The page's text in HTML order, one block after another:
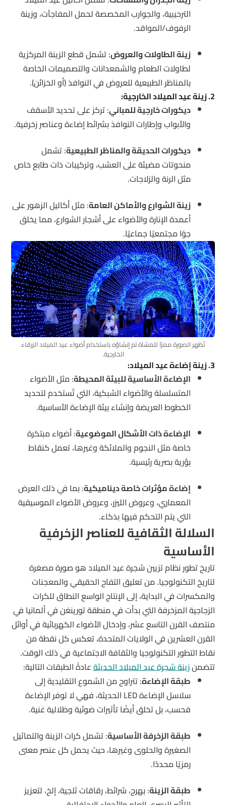
الترحيبية، والجوارب المخصصة لحمل المفاجآت، وزينة
الرفوف/المواقد.
زينة الطاولات والعروض: تشمل قطع الزينة المركزية
لطاولات الطعام والشمعدانات والتصميمات الخاصة
بالمناظر الطبيعية للعروض في النوافذ (أو الخزائن).
2. زينة عيد الميلاد الخارجية:
ديكورات خارجية للمباني: تركز على تحديد الأسقف
والأبواب وإطارات النوافذ بشرائط إضاءة وعناصر زخرفية.
ديكورات الحديقة والمناظر الطبيعية: تشمل
منحوتات مضيئة على العشب، وتركيبات ذات طابع خاص
مثل الرنة والزلاجات.
زينة الشوارع والأماكن العامة: مثل أكاليل الزهور على
أعمدة الإنارة والأضواء على أشجار الشوارع، مما يخلق
جوًا مجتمعيًا جماعيًا.
تُظهر الصورة ممرًا للمشاة تم إنشاؤه باستخدام أضواء عيد الميلاد الزرقاء
الخارجية.
3. زينة إضاءة عيد الميلاد:
الإضاءة الأساسية للبيئة المحيطة: مثل الأضواء
المتسلسلة والأضواء الشبكية، التي تُستخدم لتحديد
الخطوط العريضة وإنشاء بيئة الإضاءة الأساسية.
الإضاءة ذات الأشكال الموضوعية: أضواء مبتكرة
خاصة مثل النجوم والملائكة وغيرها، تعمل كنقاط
بؤرية بصرية رئيسية.
إضاءة مؤثرات خاصة ديناميكية: بما في ذلك العرض
المعماري، وعروض الليزر، وعروض الأضواء الموسيقية
التي يتم التحكم فيها بذكاء.
السلالة الثقافية للعناصر الزخرفية
الأساسية
تاريخ تطور نظام تزيين شجرة عيد الميلاد هو صورة مصغرة
لتاريخ التكنولوجيا. من تعليق التفاح الحقيقي والمعجنات
والمكسرات في البداية، إلى الإنتاج الواسع النطاق للكرات
الزجاجية المزخرفة التي بدأت في منطقة تورينغن في ألمانيا في
منتصف القرن التاسع عشر، وإدخال الأضواء الكهربائية في أوائل
القرن العشرين في الولايات المتحدة، تعكس كل نقطة من
نقاط التطور التكنولوجيا والثقافة الاجتماعية في ذلك الوقت.
تتضمنزينة شجرة عيد الميلاد الحديثةعادةً الطبقات التالية:
طبقة الإضاءة: تتراوح من الشموع التقليدية إلى
سلاسل الإضاءة LED الحديثة، فهي لا توفر الإضاءة
فحسب، بل تخلق أيضًا تأثيرات ضوئية وظلالية غنية.
طبقة الزخرفة الأساسية: تشمل كرات الزينة والتماثيل
الصغيرة والحلوى وغيرها، حيث يحمل كل عنصر معنى
رمزيًا محددًا.
طبقة الزينة: بهرج، شرائط، رقاقات ثلجية، إلخ، لتعزيز